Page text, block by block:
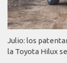
Julio: los
la Toyota Hilux